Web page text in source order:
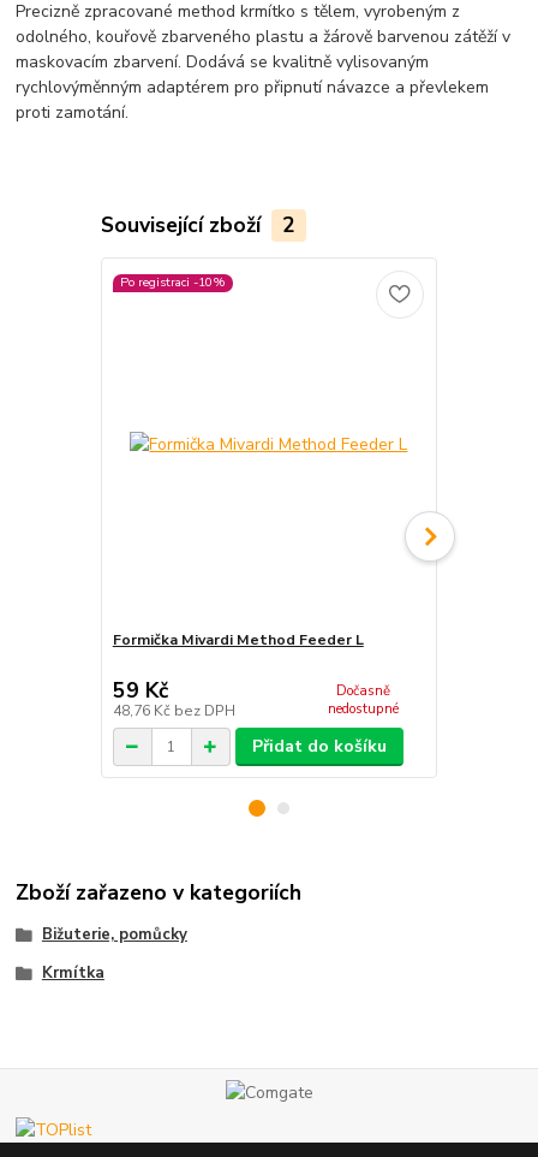
Precizně zpracované method krmítko s tělem, vyrobeným z
odolného, kouřově zbarveného plastu a žárově barvenou zátěží v
maskovacím zbarvení. Dodává se kvalitně vylisovaným
rychlovýměnným adaptérem pro připnutí návazce a převlekem
proti zamotání.
Související zboží 2
Po registraci -10%
Formička Mivardi Method Feeder L
59 Kč
48,76 Kč bez DPH
Dočasně
nedostupné
Přidat do košíku
Zboží zařazeno v kategoriích
Bižuterie, pomůcky
Krmítka